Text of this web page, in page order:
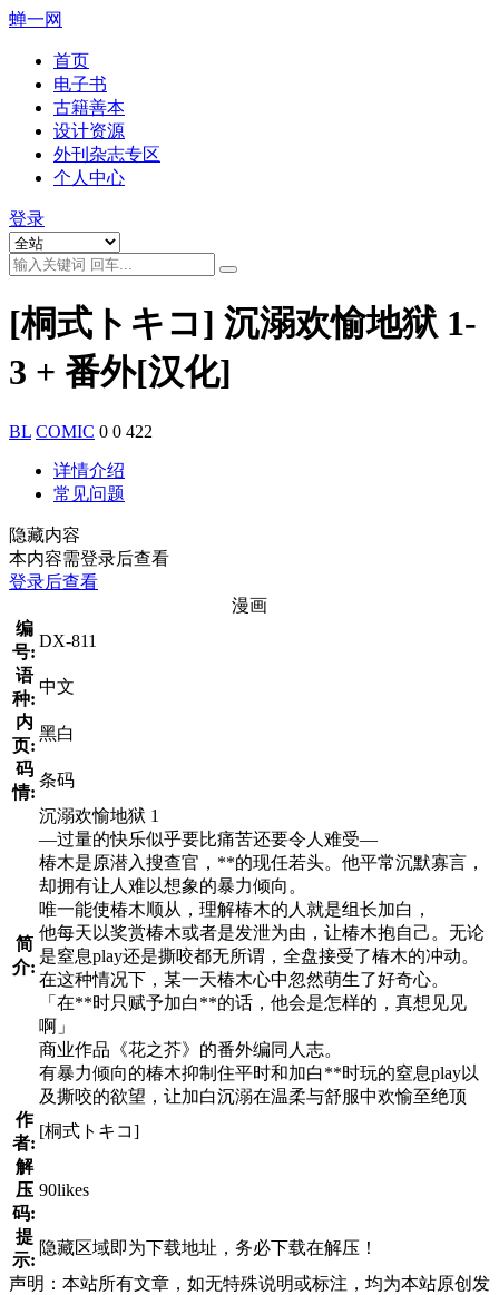
蝉一网
首页
电子书
古籍善本
设计资源
外刊杂志专区
个人中心
登录
[桐式トキコ] 沉溺欢愉地狱 1-
3 + 番外[汉化]
BL COMIC 0 0 422
详情介绍
常见问题
隐藏内容
本内容需登录后查看
登录后查看
漫画
编
号:
DX-811
语
种:
中文
内
页:
黑白
码
情:
条码
简
介:
沉溺欢愉地狱 1
—过量的快乐似乎要比痛苦还要令人难受—
椿木是原潜入搜查官，**的现任若头。他平常沉默寡言，
却拥有让人难以想象的暴力倾向。
唯一能使椿木顺从，理解椿木的人就是组长加白，
他每天以奖赏椿木或者是发泄为由，让椿木抱自己。无论
是窒息play还是撕咬都无所谓，全盘接受了椿木的冲动。
在这种情况下，某一天椿木心中忽然萌生了好奇心。
「在**时只赋予加白**的话，他会是怎样的，真想见见
啊」
商业作品《花之芥》的番外编同人志。
有暴力倾向的椿木抑制住平时和加白**时玩的窒息play以
及撕咬的欲望，让加白沉溺在温柔与舒服中欢愉至绝顶
作
者:
[桐式トキコ]
解
压
码:
90likes
提
示:
隐藏区域即为下载地址，务必下载在解压！
声明：本站所有文章，如无特殊说明或标注，均为本站原创发